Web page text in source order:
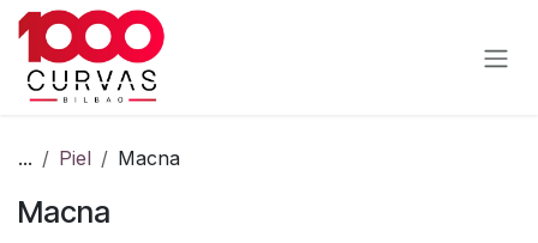
Ir al contenido
... Piel Macna
Macna